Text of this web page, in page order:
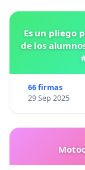
Es un pliego
de los
66 firmas
29 Sep 2025